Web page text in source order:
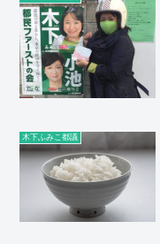
木下ふみこ都議